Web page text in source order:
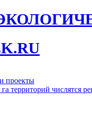
проекты